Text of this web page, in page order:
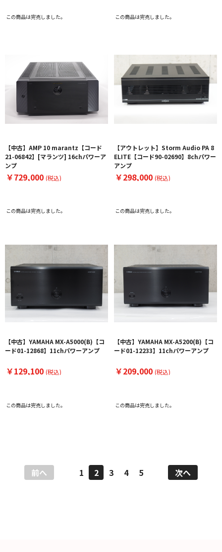
この商品は完売しました。 この商品は完売しました。
【中古】AMP 10 marantz【コード
21-06842】[マランツ] 16chパワーア
ンプ
￥729,000 (税込)
この商品は完売しました。
【アウトレット】Storm Audio PA 8
ELITE【コード90-02690】8chパワー
アンプ
￥298,000 (税込)
この商品は完売しました。
【中古】YAMAHA MX-A5000(B)【コ
ード01-12868】11chパワーアンプ
￥129,100 (税込)
この商品は完売しました。
【中古】YAMAHA MX-A5200(B)【コ
ード01-12233】11chパワーアンプ
￥209,000 (税込)
この商品は完売しました。
前へ 1 2 3 4 5 次へ